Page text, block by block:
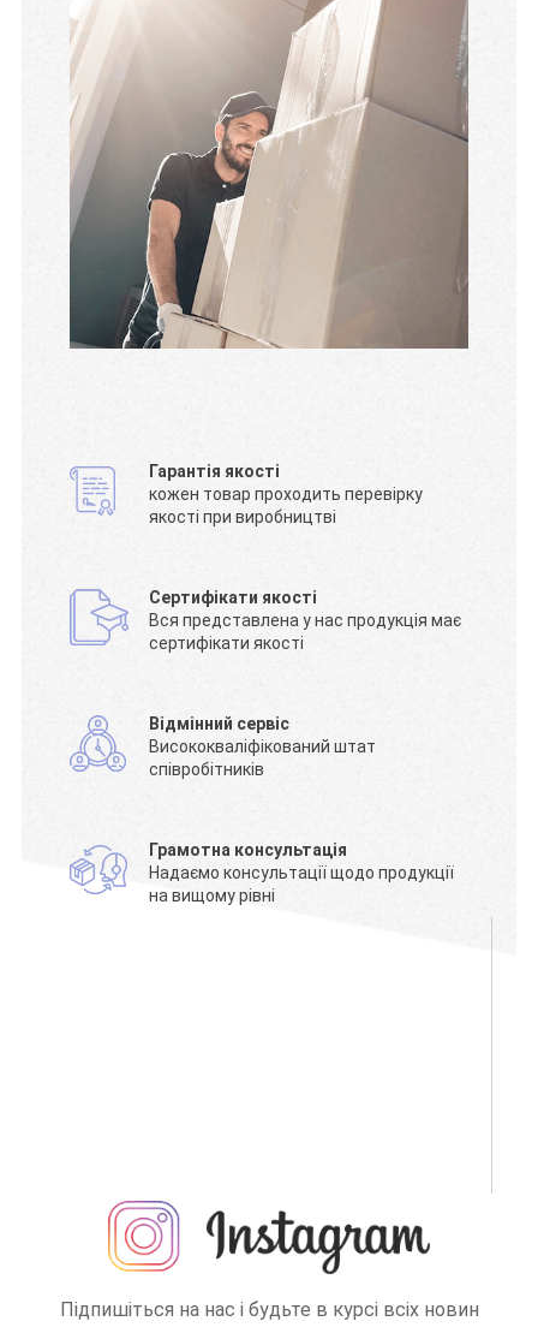
Гарантія якості
кожен товар проходить перевірку
якості при виробництві
Сертифікати якості
Вся представлена у нас продукція має
сертифікати якості
Відмінний сервіс
Висококваліфікований штат
співробітників
Грамотна консультація
Надаємо консультації щодо продукції
на вищому рівні
Підпишіться на нас і будьте в курсі всіх новин